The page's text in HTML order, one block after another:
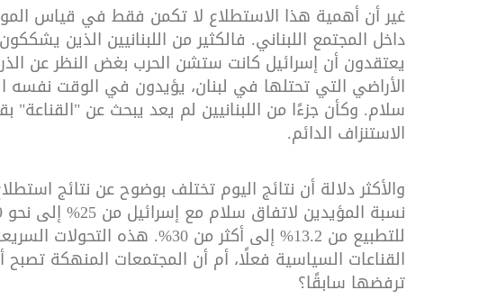
غير أن أهمية هذا الاستطلاع لا تكمن فقط في قياس
داخل المجتمع اللبناني. فالكثير من اللبنانيين الذين
يعتقدون أن إسرائيل كانت ستشن الحرب بغض النظر عن
الأراضي التي تحتلها في لبنان، يؤيدون في الوقت نفسه
سلام. وكأن جزءًا من اللبنانيين لم يعد يبحث عن "القناعة"
الاستنزاف الدائم.
للتطبيع من 13.2% إلى أكثر من 30%.
القناعات السياسية فعلًا، أم أن المجتمعات المنهكة تصبح
ترفضها سابقًا؟